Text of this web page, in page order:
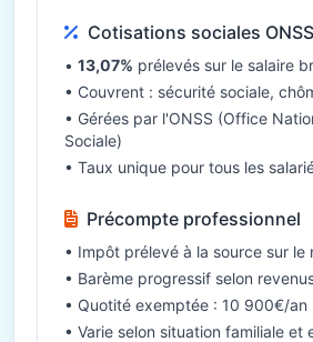
Cotisations sociales ONSS
• 13,07% prélevés sur le salaire
• Couvrent : sécurité sociale,
• Gérées par l'ONSS (Office
Sociale)
• Taux unique pour tous les
Précompte professionnel
• Impôt prélevé à la source sur le
• Barème progressif selon
• Quotité exemptée : 10 900€/an
• Varie selon situation familiale et